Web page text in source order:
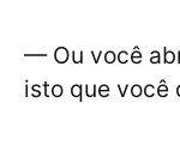
— Ou você
isto que você